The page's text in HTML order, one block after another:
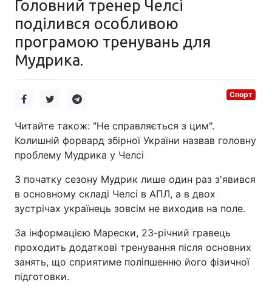
Головний тренер Челсі
поділився особливою
програмою тренувань для
Мудрика.
Спорт
Читайте також: "Не справляється з цим".
Колишній форвард збірної України назвав головну
проблему Мудрика у Челсі
З початку сезону Мудрик лише один раз з'явився
в основному складі Челсі в АПЛ, а в двох
зустрічах українець зовсім не виходив на поле.
За інформацією Марески, 23-річний гравець
проходить додаткові тренування після основних
занять, що сприятиме поліпшенню його фізичної
підготовки.